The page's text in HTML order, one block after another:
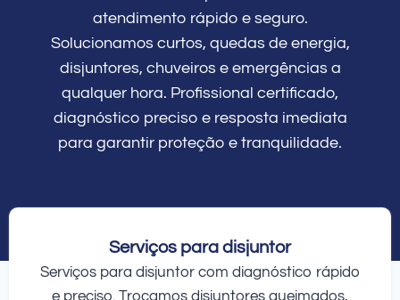
atendimento rápido e seguro.
Solucionamos curtos, quedas de energia,
disjuntores, chuveiros e emergências a
qualquer hora. Profissional certificado,
diagnóstico preciso e resposta imediata
para garantir proteção e tranquilidade.
Serviços para disjuntor
Serviços para disjuntor com diagnóstico rápido
e preciso. Trocamos disjuntores queimados,